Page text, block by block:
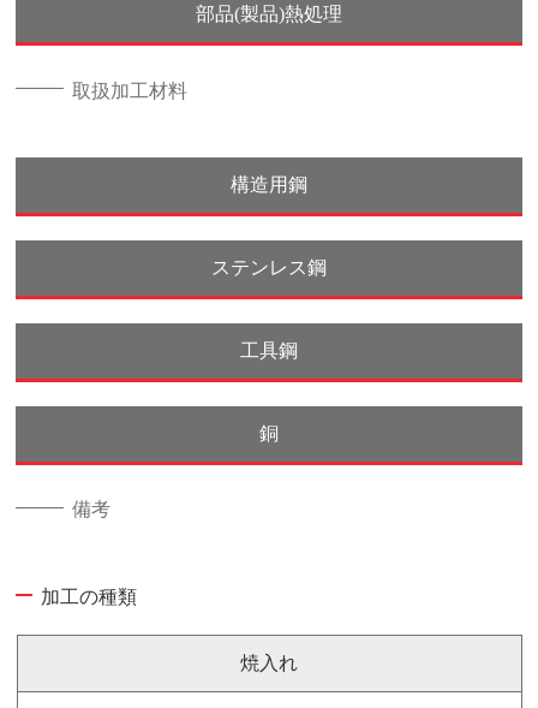
部品(製品)熱処理
取扱加工材料
構造用鋼
ステンレス鋼
工具鋼
銅
備考
加工の種類
焼入れ